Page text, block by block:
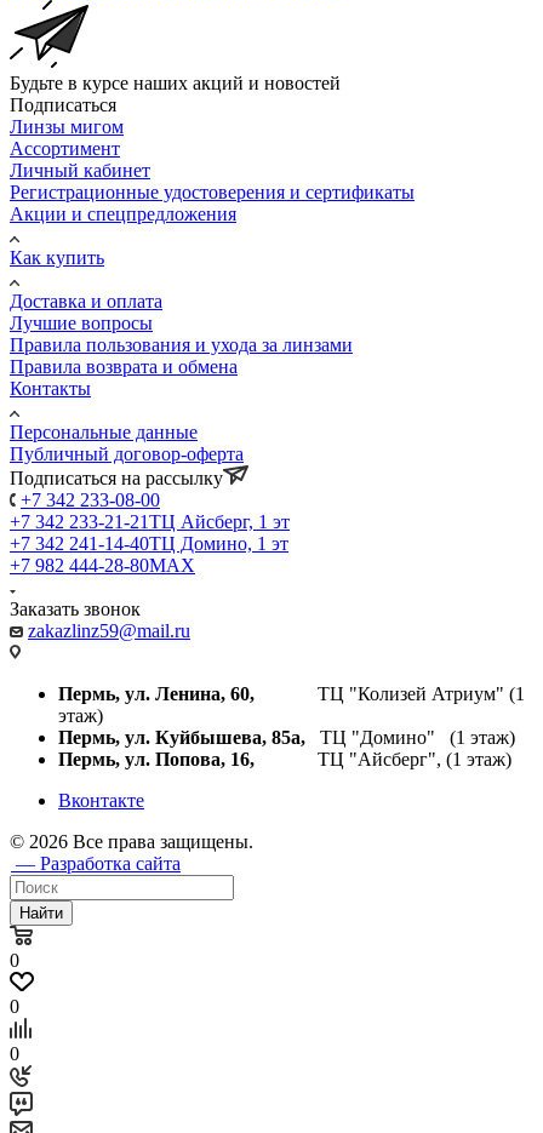
Будьте в курсе наших акций и новостей
Подписаться
Линзы мигом
Ассортимент
Личный кабинет
Регистрационные удостоверения и сертификаты
Акции и спецпредложения
Как купить
Доставка и оплата
Лучшие вопросы
Правила пользования и ухода за линзами
Правила возврата и обмена
Контакты
Персональные данные
Публичный договор-оферта
Подписаться на рассылку
+7 342 233-08-00
+7 342 233-21-21ТЦ Айсберг, 1 эт
+7 342 241-14-40ТЦ Домино, 1 эт
+7 982 444-28-80MAX
Заказать звонок
zakazlinz59@mail.ru
Пермь, ул. Ленина, 60, ТЦ "Колизей Атриум" (1
этаж)
Пермь, ул. Куйбышева, 85а, ТЦ "Домино" (1 этаж)
Пермь, ул. Попова, 16, ТЦ "Айсберг", (1 этаж)
Вконтакте
© 2026 Все права защищены.
— Разработка сайта
Найти
0
0
0